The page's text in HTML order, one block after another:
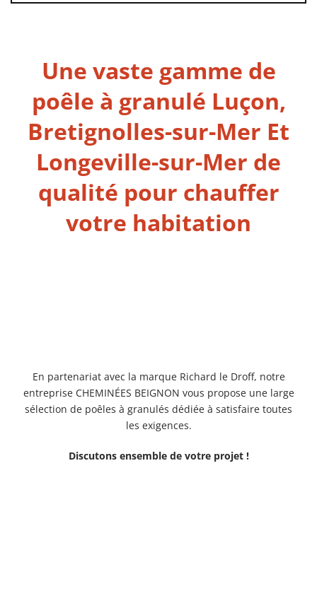
Une vaste gamme de
poêle à granulé Luçon,
Bretignolles-sur-Mer Et
Longeville-sur-Mer de
qualité pour chauffer
votre habitation
En partenariat avec la marque Richard le Droff, notre
entreprise CHEMINÉES BEIGNON vous propose une large
sélection de poêles à granulés dédiée à satisfaire toutes
les exigences.
Discutons ensemble de votre projet !